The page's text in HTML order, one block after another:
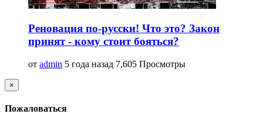
Реновация по-русски! Что это? Закон
принят - кому стоит бояться?
от admin 5 года назад 7,605 Просмотры
×
Пожаловаться